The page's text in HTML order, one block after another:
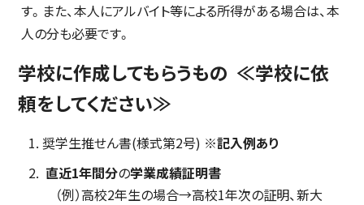
す。また、本人にアルバイト等による所得がある場合は、本
人の分も必要です。
学校に作成してもらうもの ≪学校に依
頼をしてください≫
奨学生推せん書(様式第2号) ※記入例あり
直近1年間分の学業成績証明書
（例）高校2年生の場合→高校1年次の証明、新大